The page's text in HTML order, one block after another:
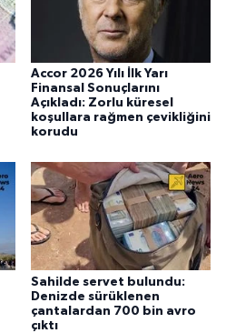
Accor 2026 Yılı İlk Yarı
Finansal Sonuçlarını
Açıkladı: Zorlu küresel
koşullara rağmen çevikliğini
korudu
Sahilde servet bulundu:
Denizde sürüklenen
çantalardan 700 bin avro
çıktı